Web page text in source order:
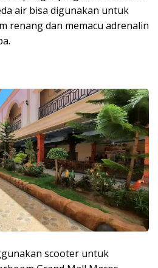
air bisa digunakan untuk
renang dan memacu adrenalin
scooter untuk